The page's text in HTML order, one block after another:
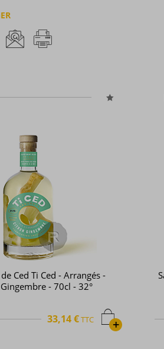
- Rhum arrangé - Vanille -
70cl - 35°
29,68 € TTC